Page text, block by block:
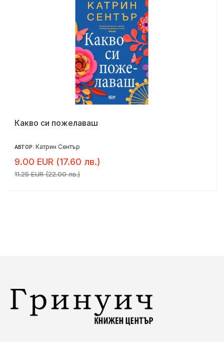
Какво си пожелаваш
АВТОР: Катрин Сентър
9.00 EUR (17.60 лв.)
11.25 EUR (22.00 лв.)